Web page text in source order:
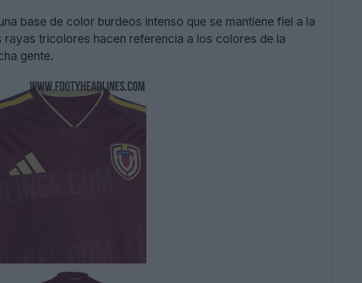
base de color burdeos intenso que se mantiene fiel a la
tricolores hacen referencia a los colores de la
gente.